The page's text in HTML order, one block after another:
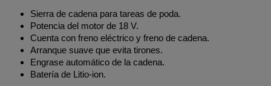
Sierra de cadena para tareas de poda.
Potencia del motor de 18 V.
Cuenta con freno eléctrico y freno de cadena.
Arranque suave que evita tirones.
Engrase automático de la cadena.
Batería de Litio-ion.